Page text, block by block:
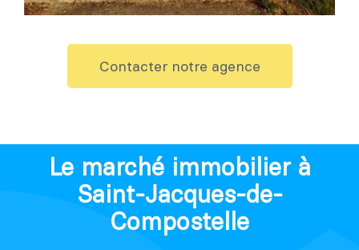
Contacter notre agence
Le marché immobilier à
Saint-Jacques-de-
Compostelle